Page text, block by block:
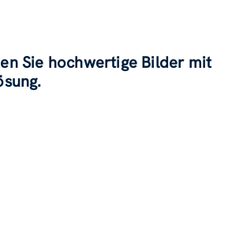
Sie hochwertige Bilder mit